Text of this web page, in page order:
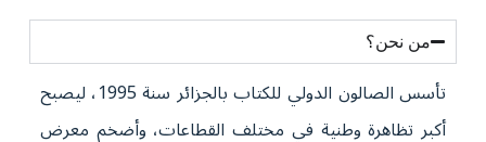
من نحن؟
تأسس الصالون الدولي للكتاب بالجزائر سنة 1995، ليصبح
أكبر تظاهرة وطنية في مختلف القطاعات، وأضخم معرض